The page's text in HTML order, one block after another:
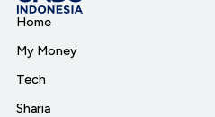
Home
My Money
Tech
Sharia